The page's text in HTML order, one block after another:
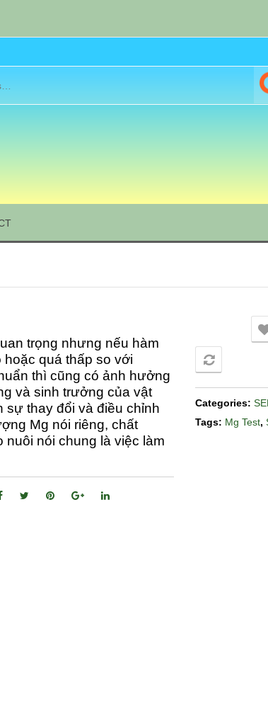
trọng nhưng nếu hàm
hoặc quá thấp so với
thì cũng có ảnh hưởng
và sinh trưởng của vật
sự thay đổi và điều chỉnh
Mg nói riêng, chất
nuôi nói chung là việc làm
Categories:
Tags: Mg Test,